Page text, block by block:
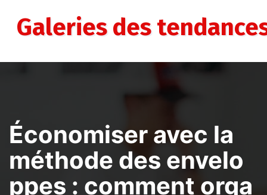
contenuGaleries des
Économiser avec la
méthode des envelo
ppes : comment orga